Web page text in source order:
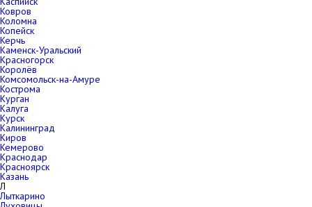
Ковров
Коломна
Копейск
Керчь
Каменск-Уральский
Красногорск
Королёв
Комсомольск-на-Амуре
Кострома
Курган
Калуга
Курск
Калининград
Киров
Кемерово
Краснодар
Красноярск
Казань
Л
Лыткарино